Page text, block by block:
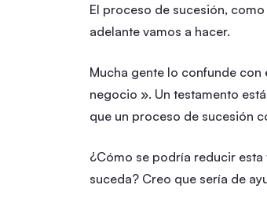
El proceso de sucesión,
adelante vamos a hacer.
Mucha gente lo confunde con
negocio ». Un testamento
que un proceso de sucesión
¿Cómo se podría reducir
suceda? Creo que sería de